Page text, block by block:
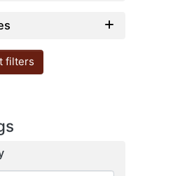
filters